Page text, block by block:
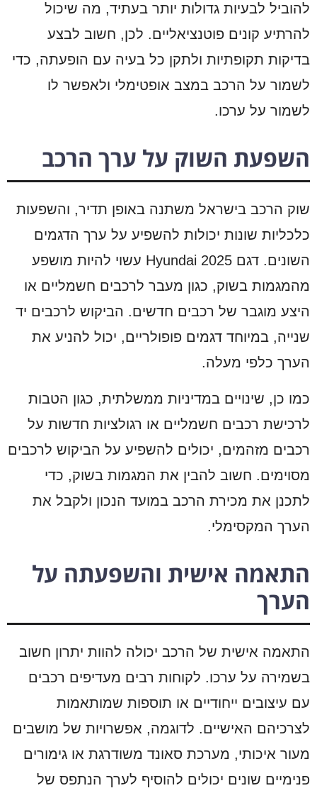
להוביל לבעיות גדולות יותר בעתיד, מה שיכול
להרתיע קונים פוטנציאליים. לכן, חשוב לבצע
בדיקות תקופתיות ולתקן כל בעיה עם הופעתה, כדי
לשמור על הרכב במצב אופטימלי ולאפשר לו
לשמור על ערכו.
השפעת השוק על ערך הרכב
שוק הרכב בישראל משתנה באופן תדיר, והשפעות
כלכליות שונות יכולות להשפיע על ערך הדגמים
השונים. דגם Hyundai 2025 עשוי להיות מושפע
מהמגמות בשוק, כגון מעבר לרכבים חשמליים או
היצע מוגבר של רכבים חדשים. הביקוש לרכבים יד
שנייה, במיוחד דגמים פופולריים, יכול להניע את
הערך כלפי מעלה.
כמו כן, שינויים במדיניות ממשלתית, כגון הטבות
לרכישת רכבים חשמליים או רגולציות חדשות על
רכבים מזהמים, יכולים להשפיע על הביקוש לרכבים
מסוימים. חשוב להבין את המגמות בשוק, כדי
לתכנן את מכירת הרכב במועד הנכון ולקבל את
הערך המקסימלי.
התאמה אישית והשפעתה על
הערך
התאמה אישית של הרכב יכולה להוות יתרון חשוב
בשמירה על ערכו. לקוחות רבים מעדיפים רכבים
עם עיצובים ייחודיים או תוספות שמותאמות
לצרכיהם האישיים. לדוגמה, אפשרויות של מושבים
מעור איכותי, מערכת סאונד משודרגת או גימורים
פנימיים שונים יכולים להוסיף לערך הנתפס של